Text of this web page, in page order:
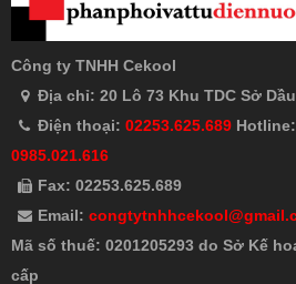
Công ty TNHH Cekool
Địa chỉ: 20 Lô 73 Khu TDC Sở
Điện thoại: 02253.625.689 Hotline:
0985.021.616
Fax: 02253.625.689
Email:
Mã số thuế: 0201205293 do Sở Kế
cấp